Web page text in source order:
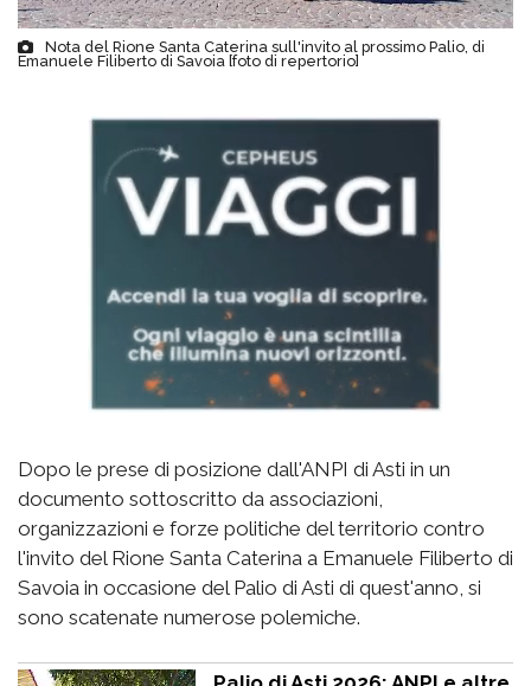
Nota del Rione Santa Caterina sull'invito al prossimo Palio, di
Emanuele Filiberto di Savoia [foto di repertorio]
Dopo le prese di posizione dall'ANPI di Asti in un
documento sottoscritto da associazioni,
organizzazioni e forze politiche del territorio contro
l'invito del Rione Santa Caterina a Emanuele Filiberto di
Savoia in occasione del Palio di Asti di quest'anno, si
sono scatenate numerose polemiche.